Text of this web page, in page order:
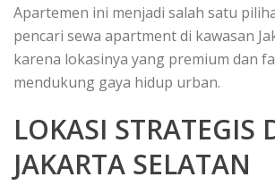
Apartemen ini menjadi salah satu
pencari sewa apartment di kawasan
karena lokasinya yang premium dan
mendukung gaya hidup urban.
LOKASI STRATEGIS
JAKARTA SELATAN